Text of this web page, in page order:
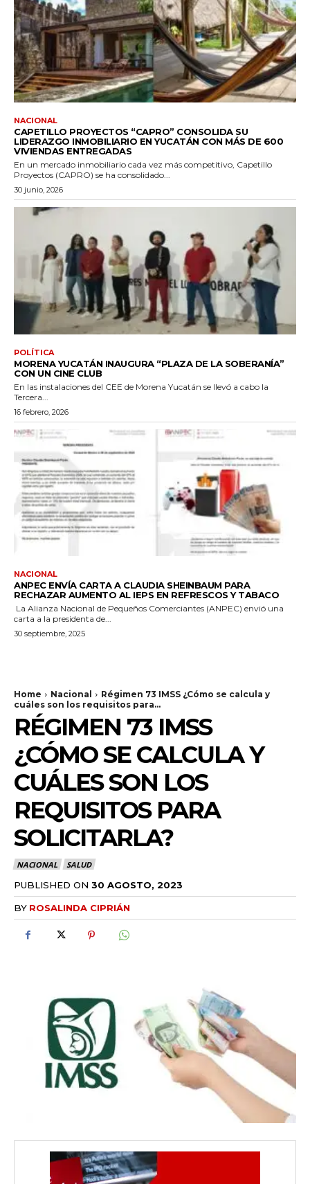
NACIONAL
CAPETILLO PROYECTOS “CAPRO” CONSOLIDA SU
LIDERAZGO INMOBILIARIO EN YUCATÁN CON MÁS DE 600
VIVIENDAS ENTREGADAS
En un mercado inmobiliario cada vez más competitivo, Capetillo
Proyectos (CAPRO) se ha consolidado...
30 junio, 2026
POLÍTICA
MORENA YUCATÁN INAUGURA “PLAZA DE LA SOBERANÍA”
CON UN CINE CLUB
En las instalaciones del CEE de Morena Yucatán se llevó a cabo la
Tercera...
16 febrero, 2026
NACIONAL
ANPEC ENVÍA CARTA A CLAUDIA SHEINBAUM PARA
RECHAZAR AUMENTO AL IEPS EN REFRESCOS Y TABACO
La Alianza Nacional de Pequeños Comerciantes (ANPEC) envió una
carta a la presidenta de...
30 septiembre, 2025